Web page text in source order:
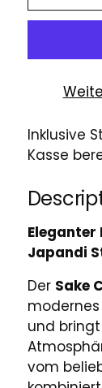
Inklusive
Kasse
Eleganter
Japandi
Der Sake
und
vom